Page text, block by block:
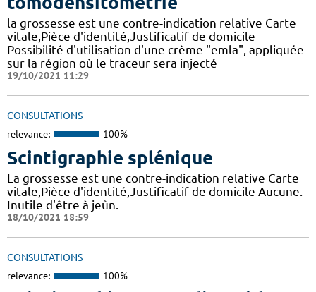
la grossesse est une contre-indication relative Carte
vitale,Pièce d'identité,Justificatif de domicile
Possibilité d'utilisation d'une crème "emla", appliquée
sur la région où le traceur sera injecté
19/10/2021 11:29
CONSULTATIONS
relevance: 100%
Scintigraphie splénique
La grossesse est une contre-indication relative Carte
vitale,Pièce d'identité,Justificatif de domicile Aucune.
Inutile d'être à jeûn.
18/10/2021 18:59
CONSULTATIONS
relevance: 100%